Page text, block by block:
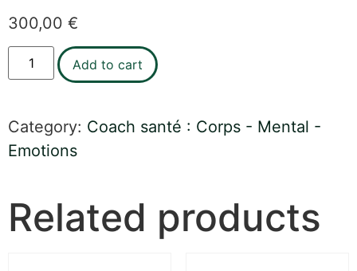
300,00 €
Add to cart
Category: Coach santé : Corps - Mental -
Emotions​
Related products